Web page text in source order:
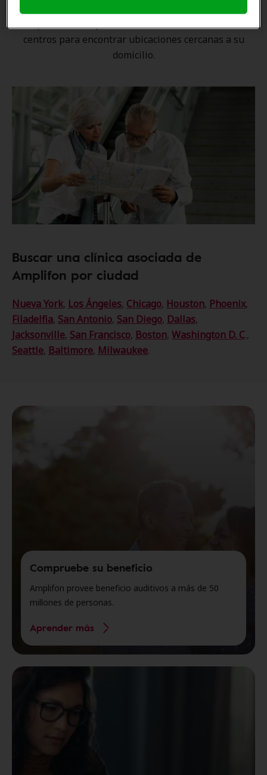
Gracias a nuestra
, ningún proveedor de
centros para encontrar ubicaciones cercanas a su
domicilio.
Buscar una clínica asociada de
Amplifon por ciudad
Nueva York, Los Ángeles, Chicago, Houston, Phoenix,
Filadelfia, San Antonio, San Diego, Dallas,
Jacksonville, San Francisco, Boston, Washington D. C.,
Seattle, Baltimore, Milwaukee.
Compruebe su beneficio
Amplifon provee beneficio auditivos a más de 50
millones de personas.
Aprender más